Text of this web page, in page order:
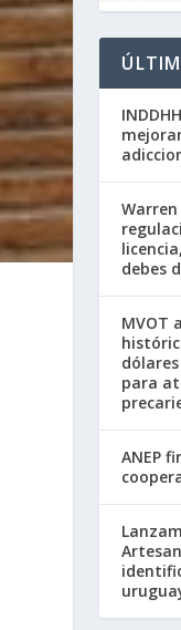
debes
MVOT
para
ANEP